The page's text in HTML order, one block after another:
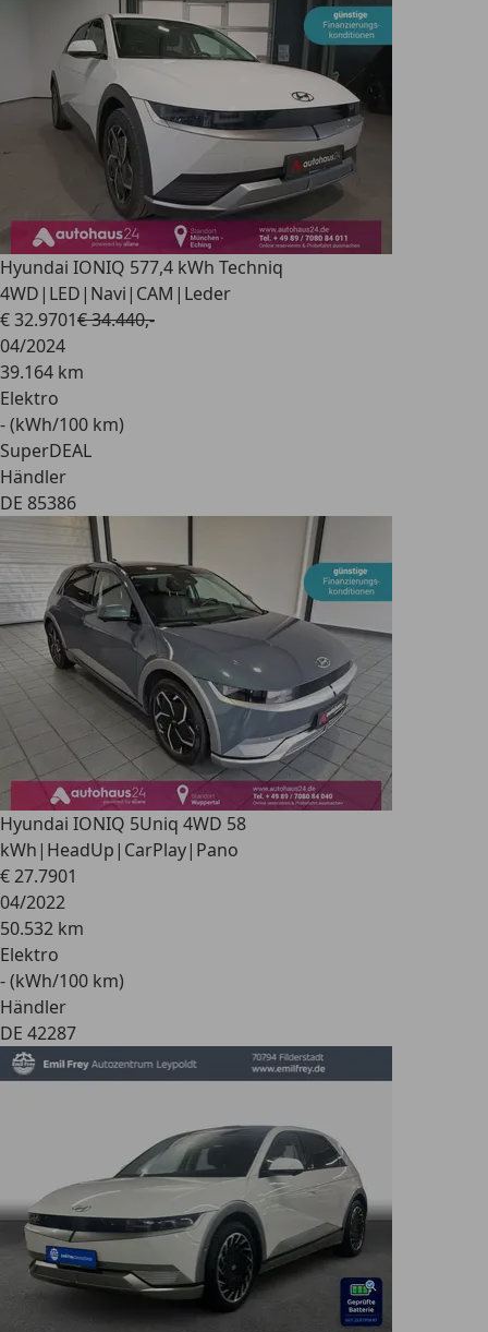
Hyundai IONIQ 577,4 kWh Techniq
4WD|LED|Navi|CAM|Leder
€ 32.9701€ 34.440,-
04/2024
39.164 km
Elektro
- (kWh/100 km)
SuperDEAL
Händler
DE 85386
Hyundai IONIQ 5Uniq 4WD 58
kWh|HeadUp|CarPlay|Pano
€ 27.7901
04/2022
50.532 km
Elektro
- (kWh/100 km)
Händler
DE 42287